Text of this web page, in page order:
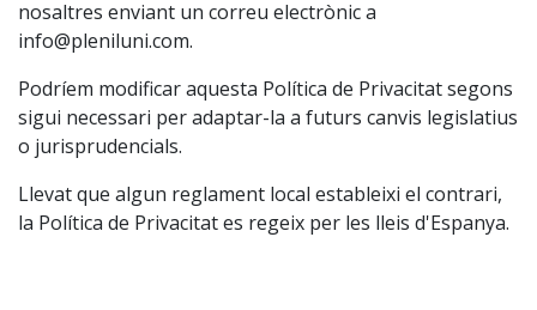
nosaltres enviant un correu electrònic a
info@pleniluni.com.
Podríem modificar aquesta Política de Privacitat segons
sigui necessari per adaptar-la a futurs canvis legislatius
o jurisprudencials.
Llevat que algun reglament local estableixi el contrari,
la Política de Privacitat es regeix per les lleis d'Espanya.